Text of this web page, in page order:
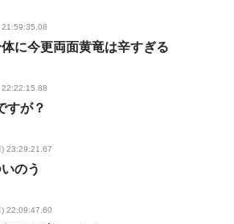
に今更両面黄竜は辛すぎる
すが？
23:29:21.67
のう
22:09:47.60